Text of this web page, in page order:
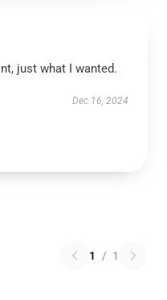
just what I wanted.
Dec 16, 2024
1 / 1